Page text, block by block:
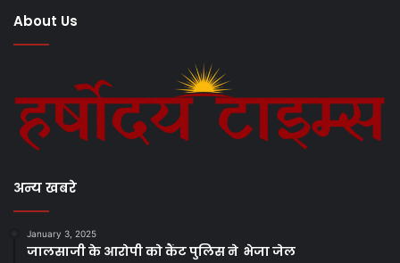
About Us
अन्य खबरे
January 3, 2025
जालसाजी के आरोपी को कैंट पुलिस ने भेजा जेल